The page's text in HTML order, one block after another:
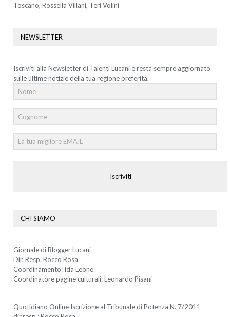
Toscano, Rossella Villani, Teri Volini
NEWSLETTER
Iscriviti alla Newsletter di Talenti Lucani e resta sempre aggiornato
sulle ultime notizie della tua regione preferita.
Iscriviti
CHI SIAMO
Giornale di Blogger Lucani
Dir. Resp. Rocco Rosa
Coordinamento: Ida Leone
Coordinatore pagine culturali: Leonardo Pisani
Quotidiano Online Iscrizione al Tribunale di Potenza N. 7/2011